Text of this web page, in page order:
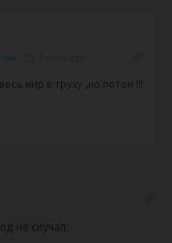
мир в труху ,но потом !!!
не скучал: